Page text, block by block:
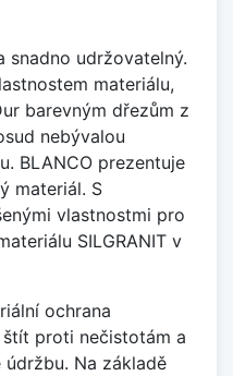
snadno udržovatelný.
materiálu,
barevným dřezům z
nebývalou
BLANCO prezentuje
materiál. S
vlastnostmi pro
SILGRANIT v
ochrana
štít proti nečistotám a
Na základě